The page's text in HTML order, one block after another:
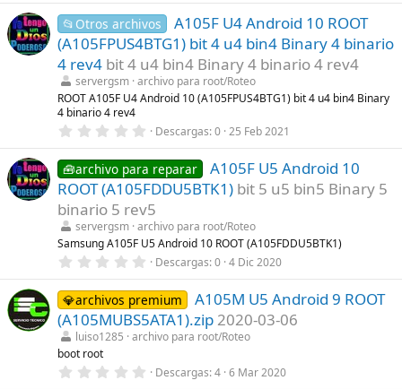
(
s
)
0
0
e
s
t
r
e
l
s
)
📂Otros archivos
A105F U4 Android 10 ROOT
(A105FPUS4BTG1) bit 4 u4 bin4 Binary 4 binario
4 rev4 bit 4 u4 bin4 Binary 4 binario 4 rev4
servergsm archivo para root/Roteo
ROOT A105F U4 Android 10 (A105FPUS4BTG1) bit 4 u4 bin4 Binary
4 binario 4 rev4
0
0
0
e
s
t
r
e
l
a
(
s
)
Descargas 0 25 Feb 2021
🧰archivo para reparar
A105F U5 Android 10
ROOT (A105FDDU5BTK1) bit 5 u5 bin5 Binary 5
binario 5 rev5
servergsm archivo para root/Roteo
Samsung A105F U5 Android 10 ROOT (A105FDDU5BTK1)
0
0
0
e
s
t
Descargas 0 4 Dic 2020
💎archivos premium
A105M U5 Android 9 ROOT
(A105MUBS5ATA1).zip 2020-03-06
luiso1285
archivo para root/Roteo
boot root
0 Descargas 4 6 Mar 2020